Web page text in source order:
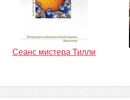
Сеанс мистера Тилли